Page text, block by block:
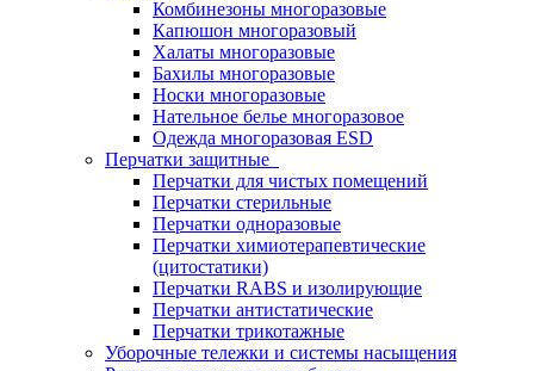
Комбинезоны многоразовые
Капюшон многоразовый
Халаты многоразовые
Бахилы многоразовые
Носки многоразовые
Нательное белье многоразовое
Одежда многоразовая ESD
Перчатки защитные
Перчатки для чистых помещений
Перчатки стерильные
Перчатки одноразовые
Перчатки химиотерапевтические
(цитостатики)
Перчатки RABS и изолирующие
Перчатки антистатические
Перчатки трикотажные
Уборочные тележки и системы насыщения